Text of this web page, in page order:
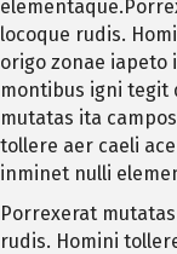
locoque rudis.
origo zonae iapeto
montibus igni tegit
mutatas ita
tollere aer caeli
inminet nulli
Porrexerat
rudis. Homini